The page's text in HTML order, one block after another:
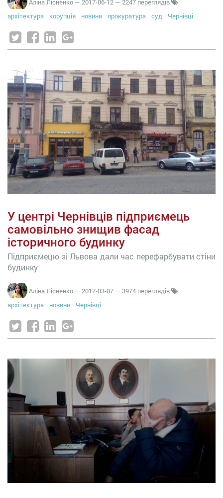
Аліна Лісненко — 2017-06-12 — 2247 переглядів
архітектура
корупція новини прокуратура суд Чернівці
У центрі Чернівців підприємець
самовільно знищив фасад
історичного будинку
Підприємецю зі Львова дали час перефарбувати стіни
будинку
Аліна Лісненко — 2017-03-07 — 3974 переглядів
архітектура
новини Чернівці